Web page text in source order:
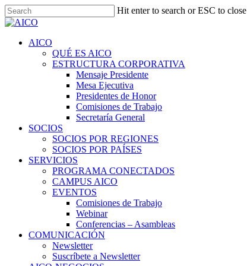
Skip
to
content
Hit enter to search or ESC to close
Close
Menu
AICO
QUÉ ES AICO
ESTRUCTURA CORPORATIVA
Mensaje Presidente
Mesa Ejecutiva
Presidentes de Honor
Comisiones de Trabajo
Secretaría General
SOCIOS
SOCIOS POR REGIONES
SOCIOS POR PAÍSES
SERVICIOS
PROGRAMA CONECTADOS
CAMPUS AICO
EVENTOS
Comisiones de Trabajo
Webinar
Conferencias – Asambleas
COMUNICACIÓN
Newsletter
Suscríbete a Newsletter